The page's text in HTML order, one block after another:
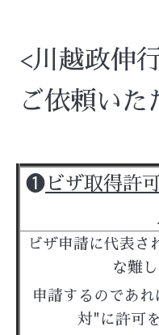
<川越政伸
ご依頼いた
❶ ビザ取得許
ビザ申請に代表さ
な難
申請するのであ
対"に許可